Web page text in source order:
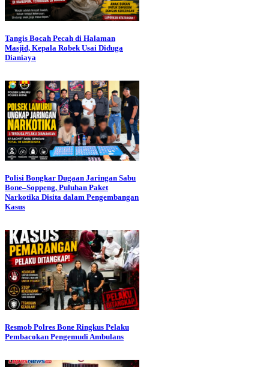
Tangis Bocah Pecah di Halaman
Masjid, Kepala Robek Usai Diduga
Dianiaya
Polisi Bongkar Dugaan Jaringan Sabu
Bone–Soppeng, Puluhan Paket
Narkotika Disita dalam Pengembangan
Kasus
Resmob Polres Bone Ringkus Pelaku
Pembacokan Pengemudi Ambulans